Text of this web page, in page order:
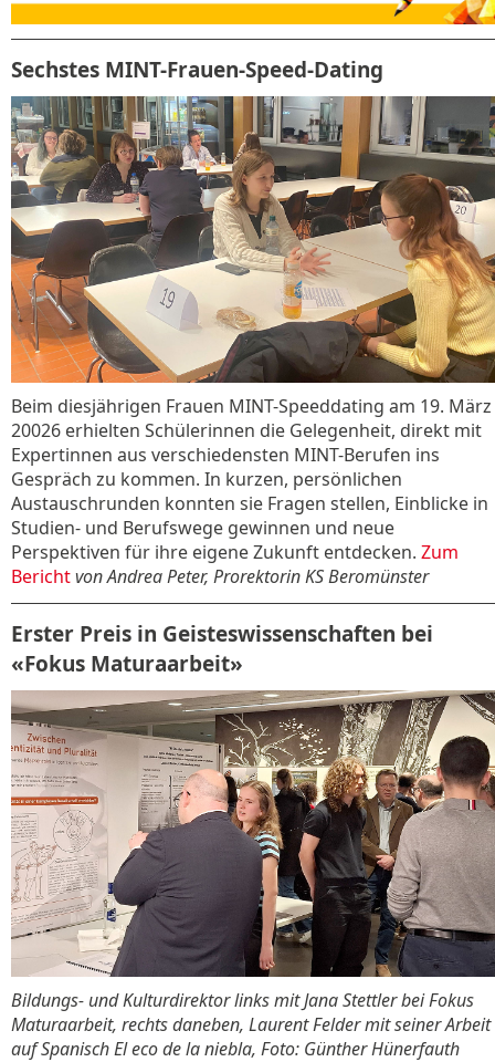
Sechstes MINT-Frauen-Speed-Dating
Beim diesjährigen Frauen MINT-Speeddating am 19. März
20026 erhielten Schülerinnen die Gelegenheit, direkt mit
Expertinnen aus verschiedensten MINT-Berufen ins
Gespräch zu kommen. In kurzen, persönlichen
Austauschrunden konnten sie Fragen stellen, Einblicke in
Studien- und Berufswege gewinnen und neue
Perspektiven für ihre eigene Zukunft entdecken. Zum
Berichtvon Andrea Peter, Prorektorin KS Beromünster
Erster Preis in Geisteswissenschaften bei
«Fokus Maturaarbeit»
Bildungs- und Kulturdirektor links mit Jana Stettler bei Fokus
Maturaarbeit, rechts daneben, Laurent Felder mit seiner Arbeit
auf Spanisch El eco de la niebla, Foto: Günther Hünerfauth